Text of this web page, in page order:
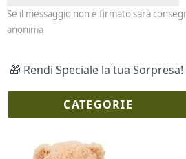
Se il messaggio non è firmato sarà
anonima
🎁 Rendi Speciale la tua Sorpresa!
CATEGORIE
I più scelti